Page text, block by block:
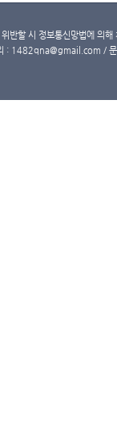
반할 시 정보통신망법에 의
: 1482qna@gmail.com /